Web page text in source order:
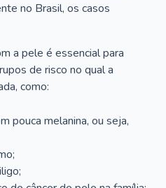
no Brasil, os casos
a pele é essencial para
de risco no qual a
como:
pouca melanina, ou seja,